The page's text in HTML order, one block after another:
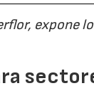
expone